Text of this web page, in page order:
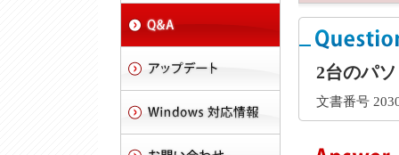
2台のパ
文書番号